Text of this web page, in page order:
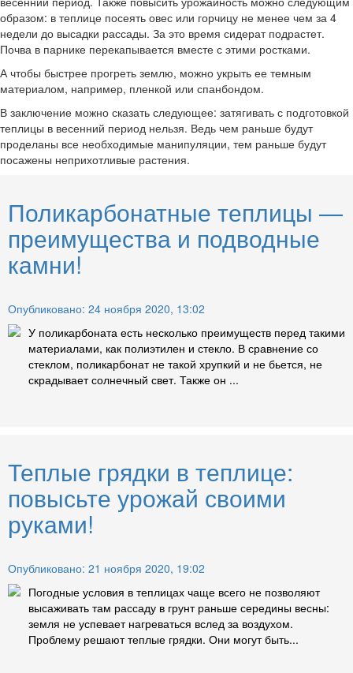
образом: в теплице посеять овес или горчицу не менее чем за 4
недели до высадки рассады. За это время сидерат подрастет.
Почва в парнике перекапывается вместе с этими ростками.
А чтобы быстрее прогреть землю, можно укрыть ее темным
материалом, например, пленкой или спанбондом.
В заключение можно сказать следующее: затягивать с подготовкой
теплицы в весенний период нельзя. Ведь чем раньше будут
проделаны все необходимые манипуляции, тем раньше будут
посажены неприхотливые растения.
Поликарбонатные теплицы —
преимущества и подводные
камни!
Опубликовано: 24 ноября 2020, 13:02
У поликарбоната есть несколько преимуществ перед такими
материалами, как полиэтилен и стекло. В сравнение со
стеклом, поликарбонат не такой хрупкий и не бьется, не
скрадывает солнечный свет. Также он ...
Теплые грядки в теплице:
повысьте урожай своими
руками!
Опубликовано: 21 ноября 2020, 19:02
Погодные условия в теплицах чаще всего не позволяют
высаживать там рассаду в грунт раньше середины весны:
земля не успевает нагреваться вслед за воздухом.
Проблему решают теплые грядки. Они могут быть...